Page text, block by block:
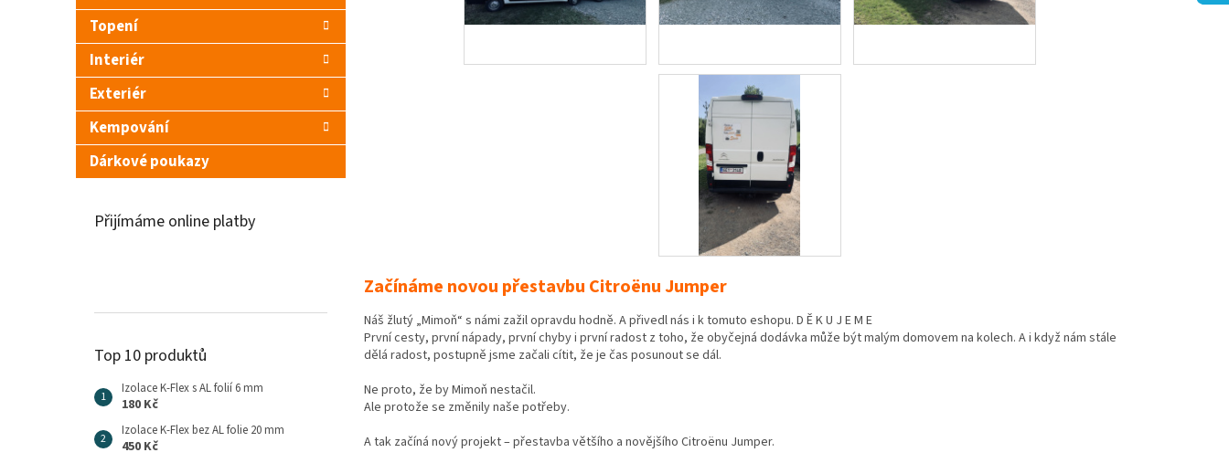
n Topení
Interiér
Exteriér
Kempování
Dárkové poukazy
Přijímáme online platby
Top 10 produktů
Izolace K-Flex s AL folií 6 mm
180 Kč
Izolace K-Flex bez AL folie 20 mm
450 Kč
Začínáme novou přestavbu Citroënu Jumper
Náš žlutý „Mimoň“ s námi zažil opravdu hodně. A přivedl nás i k tomuto eshopu. D Ě K U J E M E
První cesty, první nápady, první chyby i první radost z toho, že obyčejná dodávka může být malým domovem na kolech. A i když nám stále
dělá radost, postupně jsme začali cítit, že je čas posunout se dál.
Ne proto, že by Mimoň nestačil.
Ale protože se změnily naše potřeby.
A tak začíná nový projekt – přestavba většího a novějšího Citroënu Jumper.